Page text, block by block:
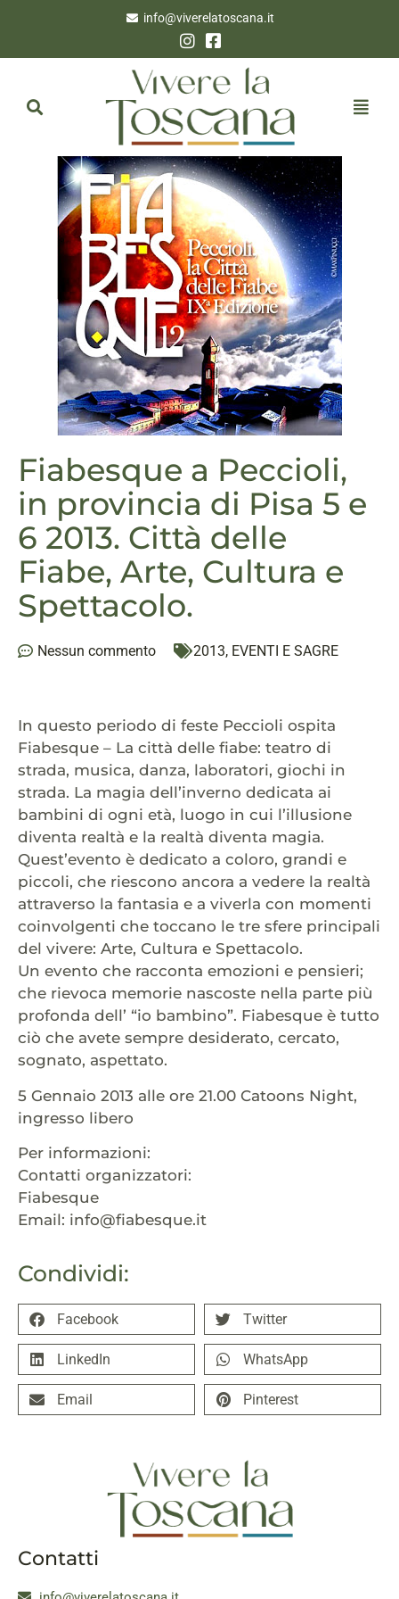
info@viverelatoscana.it
Condividi:
Facebook Twitter
LinkedIn WhatsApp
Email Pinterest
Fiabesque a Peccioli,
in provincia di Pisa 5 e
6 2013. Città delle
Fiabe, Arte, Cultura e
Spettacolo.
Nessun commento 2013, EVENTI E SAGRE
In questo periodo di feste Peccioli ospita
Fiabesque – La città delle fiabe: teatro di
strada, musica, danza, laboratori, giochi in
strada. La magia dell’inverno dedicata ai
bambini di ogni età, luogo in cui l’illusione
diventa realtà e la realtà diventa magia.
Quest’evento è dedicato a coloro, grandi e
piccoli, che riescono ancora a vedere la realtà
attraverso la fantasia e a viverla con momenti
coinvolgenti che toccano le tre sfere principali
del vivere: Arte, Cultura e Spettacolo.
Un evento che racconta emozioni e pensieri;
che rievoca memorie nascoste nella parte più
profonda dell’ “io bambino”. Fiabesque è tutto
ciò che avete sempre desiderato, cercato,
sognato, aspettato.
5 Gennaio 2013 alle ore 21.00 Catoons Night,
ingresso libero
Per informazioni:
Contatti organizzatori:
Fiabesque
Email: info@fiabesque.it
Contatti